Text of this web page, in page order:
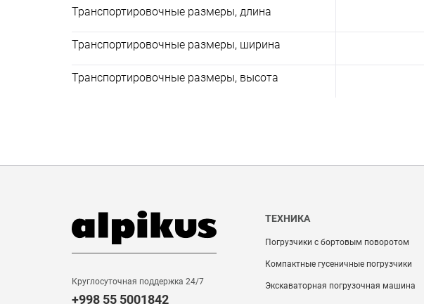
Транспортировочные размеры, длина
Транспортировочные размеры, ширина
Транспортировочные размеры, высота
Круглосуточная поддержка 24/7
+998 55 5001842
ТЕХНИКА
Погрузчики с бортовым поворотом
Компактные гусеничные погрузчики
Экскаваторная погрузочная машина